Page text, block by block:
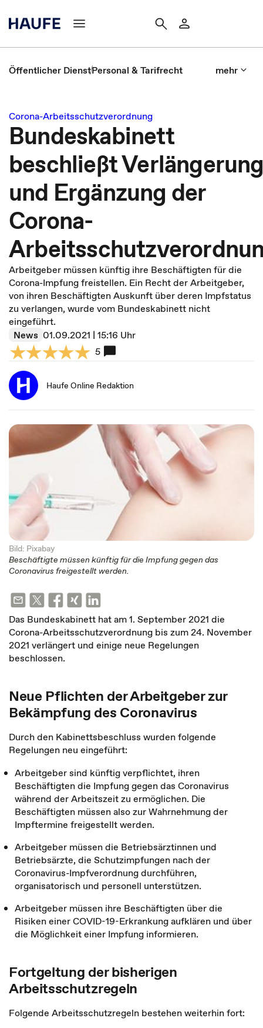
Öffentlicher DienstPersonal & Tarifrecht mehr
Corona-Arbeitsschutzverordnung
Bundeskabinett
beschließt
und Ergänzung der
Corona-
Arbeitgeber müssen künftig ihre Beschäftigten für die
Corona-Impfung freistellen. Ein Recht der Arbeitgeber,
von ihren Beschäftigten Auskunft über deren Impfstatus
zu verlangen, wurde vom Bundeskabinett nicht
eingeführt.
News 01.09.2021 | 15:16 Uhr
5
Haufe Online Redaktion
Bild: Pixabay
Beschäftigte müssen künftig für die Impfung gegen das
Coronavirus freigestellt werden.
Das Bundeskabinett hat am 1. September 2021 die
Corona-Arbeitsschutzverordnung bis zum 24. November
2021 verlängert und einige neue Regelungen
beschlossen.
Neue Pflichten der Arbeitgeber zur
Bekämpfung des Coronavirus
Durch den Kabinettsbeschluss wurden folgende
Regelungen neu eingeführt:
Arbeitgeber sind künftig verpflichtet, ihren
Beschäftigten die Impfung gegen das Coronavirus
während der Arbeitszeit zu ermöglichen. Die
Beschäftigten müssen also zur Wahrnehmung der
Impftermine freigestellt werden.
Arbeitgeber müssen die Betriebsärztinnen und
Betriebsärzte, die Schutzimpfungen nach der
Coronavirus-Impfverordnung durchführen,
organisatorisch und personell unterstützen.
Arbeitgeber müssen ihre Beschäftigten über die
Risiken einer COVID-19-Erkrankung aufklären und über
die Möglichkeit einer Impfung informieren.
Fortgeltung der bisherigen
Arbeitsschutzregeln
Folgende Arbeitsschutzregeln bestehen weiterhin fort: